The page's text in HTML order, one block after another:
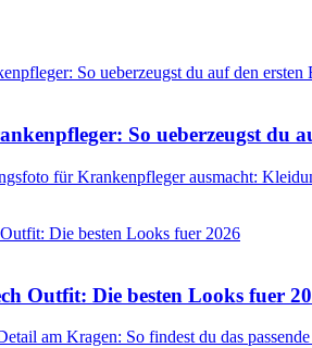
So ueberzeugst du
für Krankenpfleger ausmacht:
Outfit: Die besten Looks fuer
am Kragen: So findest du das